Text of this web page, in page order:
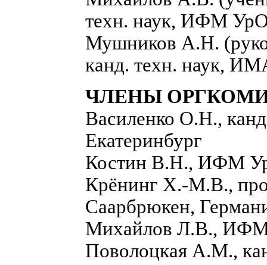
техн. наук, ИФМ
Мушников А.Н.
канд. техн. наук,
ЧЛЕНЫ
Василенко О.Н.,
Екатеринбург
Костин В.Н., ИФМ
Крёнинг Х.-М.В.,
Саарбрюкен,
Михайлов Л.В., ИФМ
Поволоцкая А.М.,